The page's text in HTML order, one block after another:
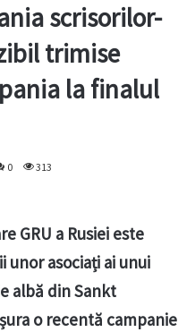
scrisorilor-
trimise
la finalul
0 313
GRU a Rusiei este
unor asociați ai unui
albă din Sankt
o recentă campanie